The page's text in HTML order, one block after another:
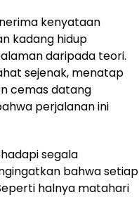
kenyataan
kadang hidup
daripada teori.
sejenak, menatap
cemas datang
perjalanan ini
segala
bahwa setiap
halnya matahari